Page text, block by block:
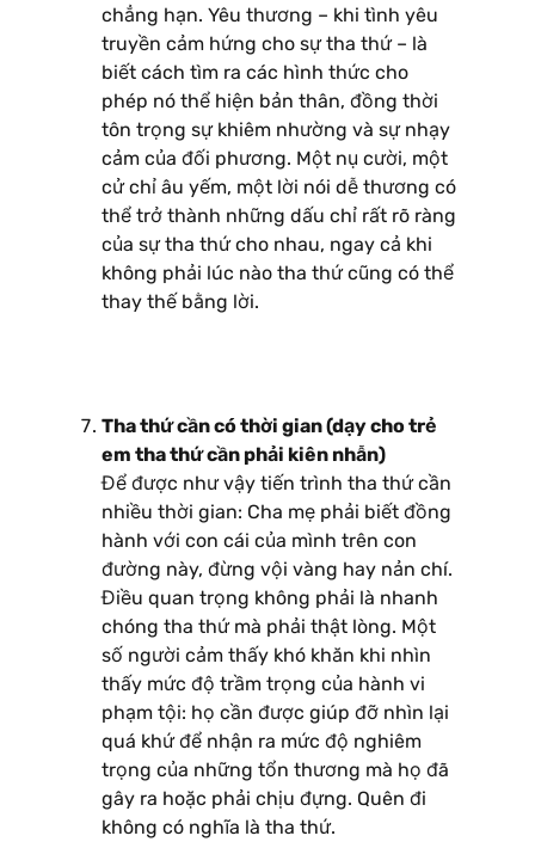
chẳng hạn. Yêu thương – khi tình yêu
truyền cảm hứng cho sự tha thứ – là
biết cách tìm ra các hình thức cho
phép nó thể hiện bản thân, đồng thời
tôn trọng sự khiêm nhường và sự nhạy
cảm của đối phương. Một nụ cười, một
cử chỉ âu yếm, một lời nói dễ thương có
thể trở thành những dấu chỉ rất rõ ràng
của sự tha thứ cho nhau, ngay cả khi
không phải lúc nào tha thứ cũng có thể
thay thế bằng lời.
Tha thứ cần có thời gian (dạy cho trẻ
em tha thứ cần phải kiên nhẫn)
Để được như vậy tiến trình tha thứ cần
nhiều thời gian: Cha mẹ phải biết đồng
hành với con cái của mình trên con
đường này, đừng vội vàng hay nản chí.
Điều quan trọng không phải là nhanh
chóng tha thứ mà phải thật lòng. Một
số người cảm thấy khó khăn khi nhìn
thấy mức độ trầm trọng của hành vi
phạm tội: họ cần được giúp đỡ nhìn lại
quá khứ để nhận ra mức độ nghiêm
trọng của những tổn thương mà họ đã
gây ra hoặc phải chịu đựng. Quên đi
không có nghĩa là tha thứ.